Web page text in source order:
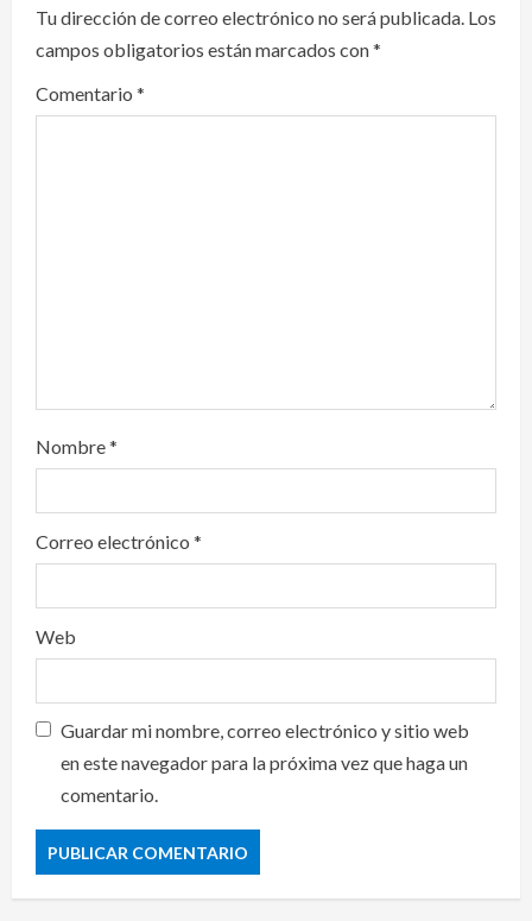
g
a
Tu dirección de correo electrónico no será publicada. Los
campos obligatorios están marcados con*
Comentario *
Nombre*
Correo electrónico *
Web
Guardar mi nombre, correo electrónico y sitio web
en este navegador para la próxima vez que haga un
comentario.